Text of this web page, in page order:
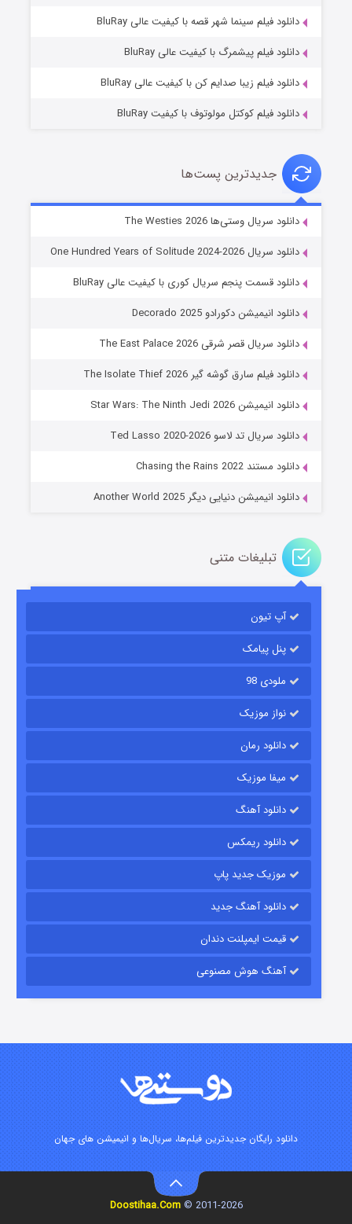
خاندان اژدها فصل ۳
قسمت۱۴ (زیرنویس) منتشر شد
قسمت
قسمت۲ (دوبله) منتشر شد
دانلود فیلم سینما شهر قصه با کیفیت عالی BluRay
دانلود فیلم پیشمرگ با کیفیت عالی BluRay
دانلود فیلم زیبا صدایم کن با کیفیت عالی BluRay
دانلود فیلم کوکتل مولوتوف با کیفیت BluRay
جدیدترین پست‌ها
دانلود سریال وستی‌ها The Westies 2026
دانلود سریال One Hundred Years of Solitude 2024-2026
دانلود قسمت پنجم سریال کوری با کیفیت عالی BluRay
دانلود انیمیشن دکورادو Decorado 2025
دانلود سریال قصر شرقی The East Palace 2026
دانلود فیلم سارق گوشه گیر The Isolate Thief 2026
دانلود انیمیشن Star Wars: The Ninth Jedi 2026
دانلود سریال تد لاسو Ted Lasso 2020-2026
دانلود مستند Chasing the Rains 2022
دانلود انیمیشن دنیایی دیگر Another World 2025
تبلیغات متنی
آپ تیون
پنل پیامک
ملودی 98
نواز موزیک
دانلود رمان
میفا موزیک
دانلود آهنگ
دانلود ریمکس
موزیک جدید پاپ
دانلود آهنگ جدید
قیمت ایمپلنت دندان
آهنگ هوش مصنوعی
دانلود رایگان جدیدترین فیلم‌ها، سریال‌ها و انیمیشن های جهان
2011-2026 ©
Doostihaa.Com